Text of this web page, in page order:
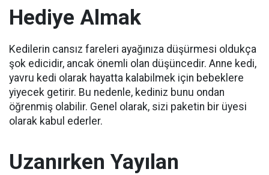
Hediye Almak
Kedilerin cansız fareleri ayağınıza düşürmesi oldukça
şok edicidir, ancak önemli olan düşüncedir. Anne kedi,
yavru kedi olarak hayatta kalabilmek için bebeklere
yiyecek getirir. Bu nedenle, kediniz bunu ondan
öğrenmiş olabilir. Genel olarak, sizi paketin bir üyesi
olarak kabul ederler.
Uzanırken Yayılan